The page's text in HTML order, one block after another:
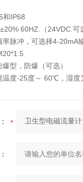
IP68
60HZ.（24VDC.可
脉冲，可选择4-20mA
型，防爆（可选）
度-25度～ 60℃，湿度